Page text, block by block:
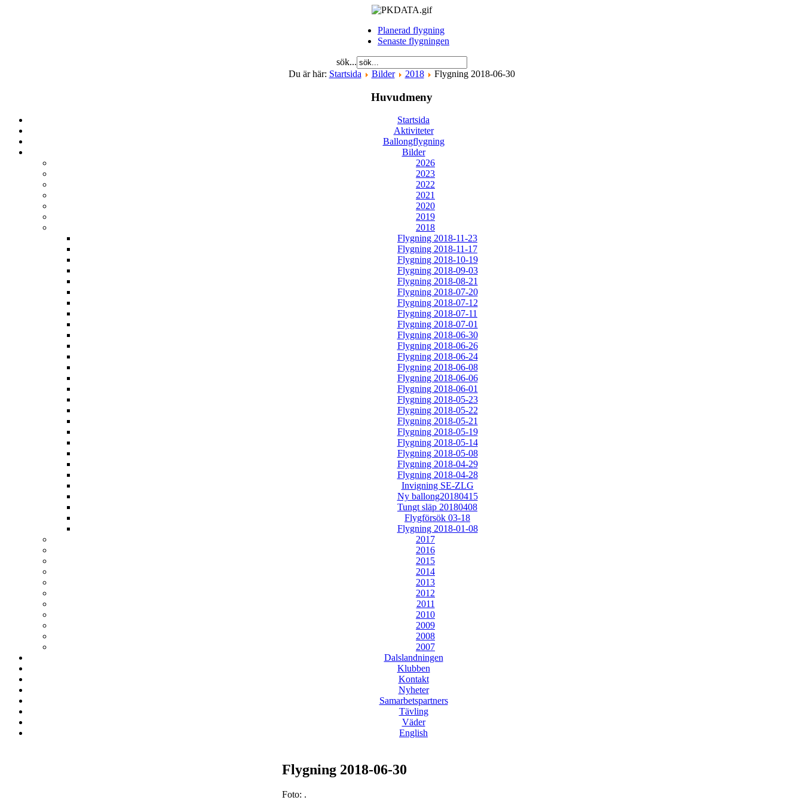
Planerad flygning
Senaste flygningen
sök...
Du är här: Startsida Bilder 2018 Flygning 2018-06-30
Huvudmeny
Startsida
Aktiviteter
Ballongflygning
Bilder
2026
2023
2022
2021
2020
2019
2018
Flygning 2018-11-23
Flygning 2018-11-17
Flygning 2018-10-19
Flygning 2018-09-03
Flygning 2018-08-21
Flygning 2018-07-20
Flygning 2018-07-12
Flygning 2018-07-11
Flygning 2018-07-01
Flygning 2018-06-30
Flygning 2018-06-26
Flygning 2018-06-24
Flygning 2018-06-08
Flygning 2018-06-06
Flygning 2018-06-01
Flygning 2018-05-23
Flygning 2018-05-22
Flygning 2018-05-21
Flygning 2018-05-19
Flygning 2018-05-14
Flygning 2018-05-08
Flygning 2018-04-29
Flygning 2018-04-28
Invigning SE-ZLG
Ny ballong20180415
Tungt släp 20180408
Flygförsök 03-18
Flygning 2018-01-08
2017
2016
2015
2014
2013
2012
2011
2010
2009
2008
2007
Dalslandningen
Klubben
Kontakt
Nyheter
Samarbetspartners
Tävling
Väder
English
Flygning 2018-06-30
Foto: .